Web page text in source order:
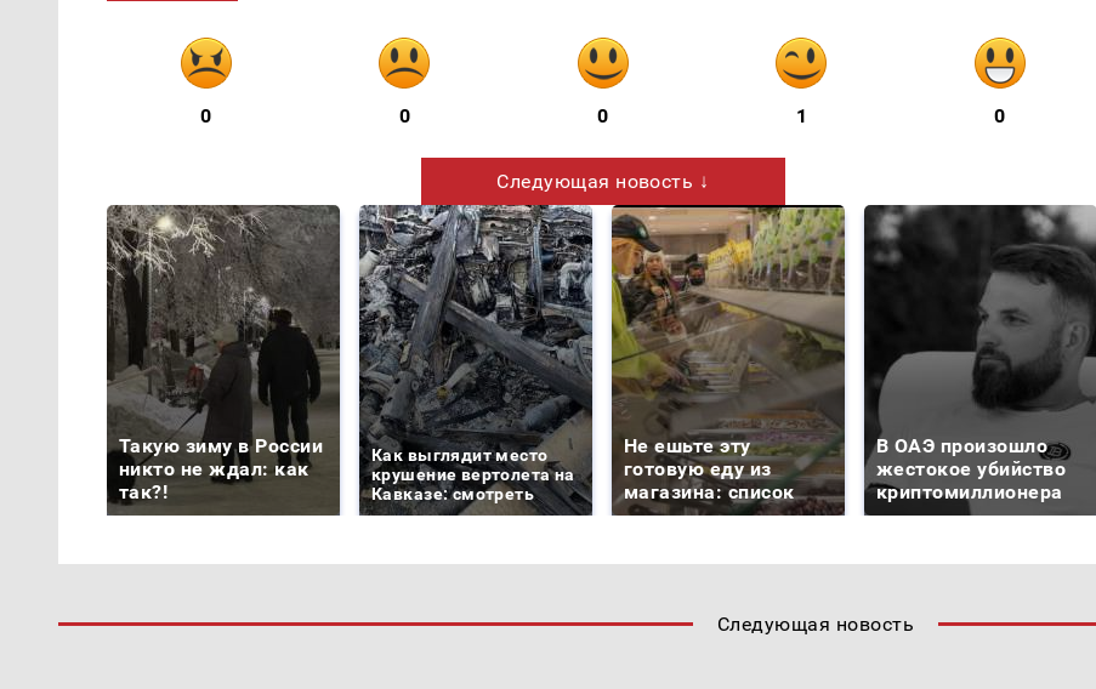
0 0 0 1 0
Следующая новость ↓
Такую зиму в России
никто не ждал: как
так?!
Как выглядит место
крушение вертолета на
Кавказе: смотреть
Не ешьте эту
готовую еду из
магазина: список
В ОАЭ произошло
жестокое убийство
криптомиллионера
Следующая новость